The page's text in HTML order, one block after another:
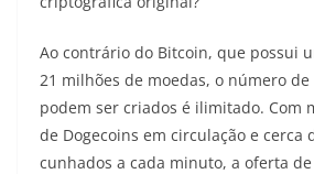
Ao contrário do Bitcoin, que possui
21 milhões de moedas, o número de
podem ser criados é ilimitado. Com
de Dogecoins em circulação e cerca
cunhados a cada minuto, a oferta